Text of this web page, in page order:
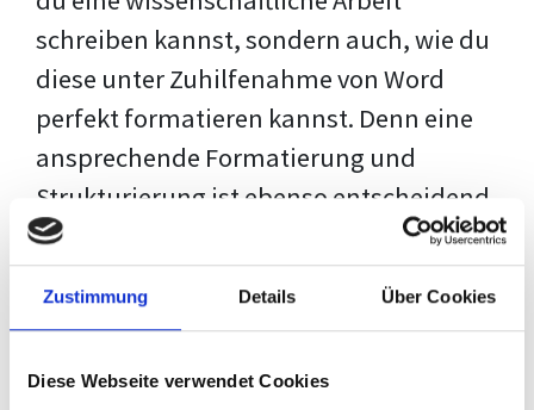
Zustimmung Details Über Cookies
Diese Webseite verwendet Cookies
schreiben kannst, sondern auch, wie du
diese unter Zuhilfenahme von Word
perfekt formatieren kannst. Denn eine
ansprechende Formatierung und
Strukturierung ist ebenso entscheidend
wie der Inhalt selbst. Jeder Prüfer hat
eigene Erwartungen, und unsere
Schulung ist so konzipiert, dass sie dir
deiner individuellen Vorlage zeigt,